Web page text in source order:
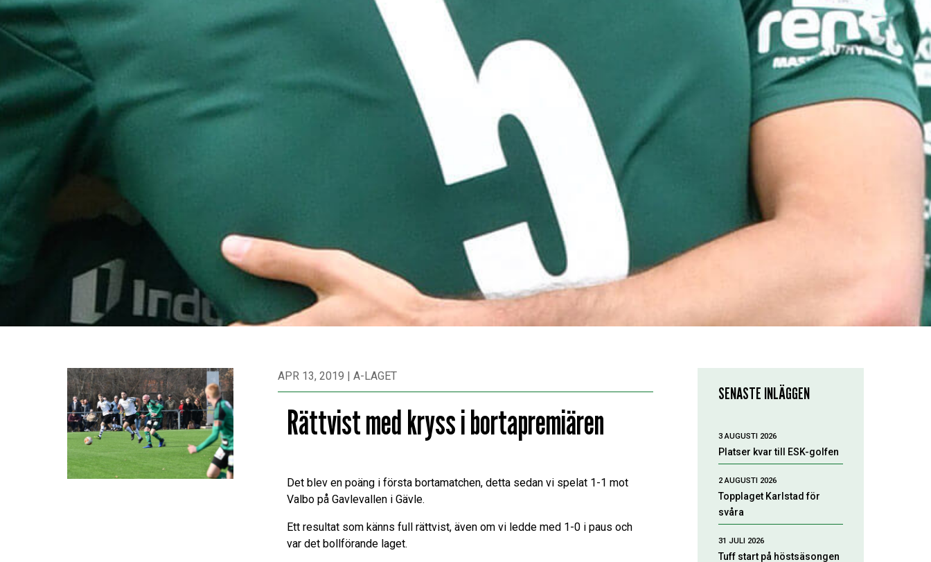
APR 13, 2019 | A-LAGET
Rättvist med kryss i bortapremiären
Det blev en poäng i första bortamatchen, detta sedan vi spelat 1-1 mot
Valbo på Gavlevallen i Gävle.
Ett resultat som känns full rättvist, även om vi ledde med 1-0 i paus och
var det bollförande laget.
SENASTE INLÄGGEN
Platser kvar till ESK-golfen
3 AUGUSTI 2026
Topplaget Karlstad för
svåra
2 AUGUSTI 2026
Tuff start på höstsäsongen
31 JULI 2026